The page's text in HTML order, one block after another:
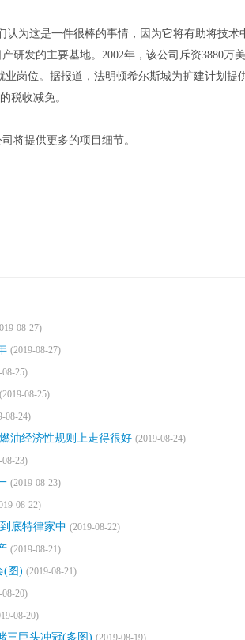
为这是一件很棒的事情，因为它将有助将技术
研发的主要基地。2002年，该公司斥资3880万
岗位。据报道，法明顿希尔斯城为扩建计划提
税收减免。
提供更多的项目细节。
08-27)
(2019-08-27)
08-25)
(2019-08-25)
08-24)
油经济性规则上走得很好 (2019-08-24)
08-23)
(2019-08-23)
08-22)
底特律家中 (2019-08-22)
(2019-08-21)
(图) (2019-08-21)
08-20)
08-20)
三巨头冲冠(多图) (2019-08-19)